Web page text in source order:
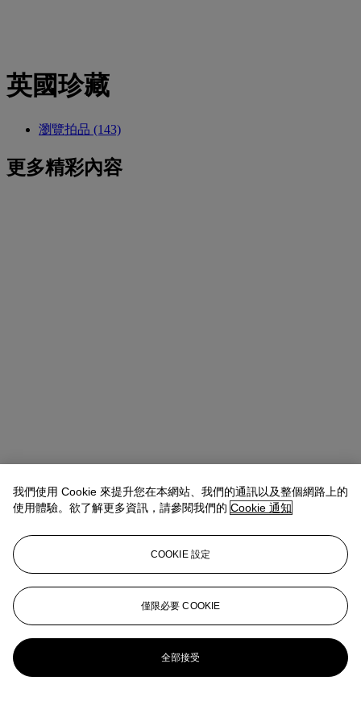
英國珍藏
瀏覽拍品 (143)
更多精彩內容
我們使用 Cookie 來提升您在本網站、我們的通訊以及整個網路上的
使用體驗。欲了解更多資訊，請參閱我們的 Cookie 通知
COOKIE 設定
僅限必要 COOKIE
全部接受